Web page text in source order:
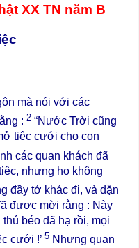
XX TN năm B
mà nói với các
:2 “Nước Trời cũng
tiệc cưới cho con
các quan khách đã
nhưng họ không
đầy tớ khác đi, và dặn
được mời rằng : Này
béo đã hạ rồi, mọi
cưới !’5 Nhưng quan